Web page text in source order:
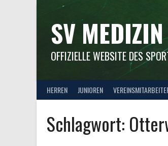
SV
OFFIZIELLE WEBSITE DES
HERREN JUNIOREN
Schlagwort: